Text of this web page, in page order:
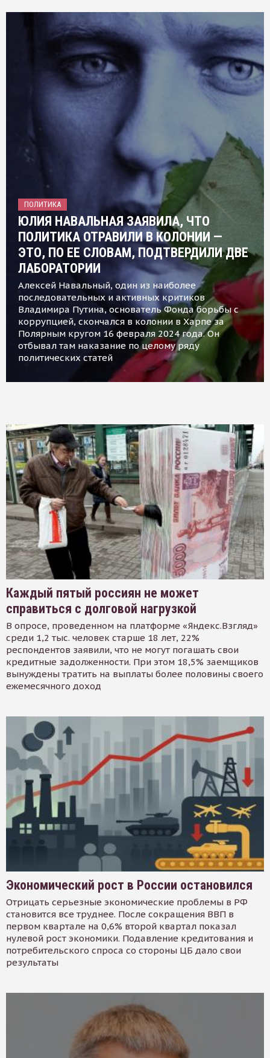
ПОЛИТИКА
ЮЛИЯ НАВАЛЬНАЯ ЗАЯВИЛА, ЧТО
ПОЛИТИКА ОТРАВИЛИ В КОЛОНИИ —
ЭТО, ПО ЕЕ СЛОВАМ, ПОДТВЕРДИЛИ ДВЕ
ЛАБОРАТОРИИ
Алексей Навальный, один из наиболее
последовательных и активных критиков
Владимира Путина, основатель Фонда борьбы с
коррупцией, скончался в колонии в Харпе за
Полярным кругом 16 февраля 2024 года. Он
отбывал там наказание по целому ряду
политических статей
Каждый пятый россиян не может
справиться с долговой нагрузкой
В опросе, проведенном на платформе «Яндекс.Взгляд»
среди 1,2 тыс. человек старше 18 лет, 22%
респондентов заявили, что не могут погашать свои
кредитные задолженности. При этом 18,5% заемщиков
вынуждены тратить на выплаты более половины своего
ежемесячного доход
Экономический рост в России остановился
Отрицать серьезные экономические проблемы в РФ
становится все труднее. После сокращения ВВП в
первом квартале на 0,6% второй квартал показал
нулевой рост экономики. Подавление кредитования и
потребительского спроса со стороны ЦБ дало свои
результаты